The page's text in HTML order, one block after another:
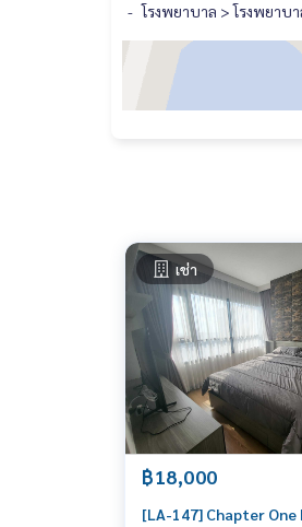
โรงพยาบาล > โรงพยาบา
เช่า
฿18,000
[LA-147] Chapter